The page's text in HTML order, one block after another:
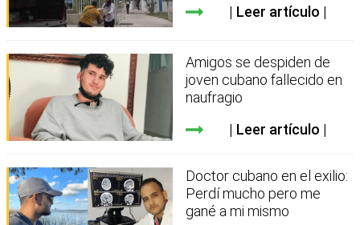
Leer artículo
Amigos se despiden de
joven cubano fallecido en
naufragio
Leer artículo
Doctor cubano en el exilio:
Perdí mucho pero me
gané a mi mismo